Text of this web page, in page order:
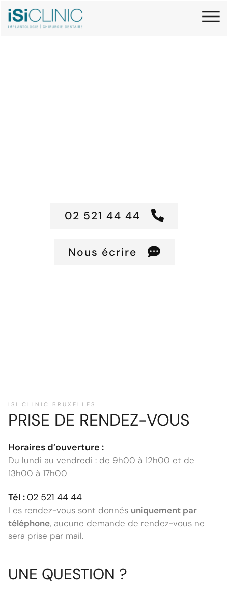
Nous écrire
02 521 44 44
ISI CLINIC BRUXELLES
PRISE DE RENDEZ-VOUS
Horaires d’ouverture :
Du lundi au vendredi : de 9h00 à 12h00 et de
13h00 à 17h00
Tél :02 521 44 44
Les rendez-vous sont donnés uniquement par
téléphone, aucune demande de rendez-vous ne
sera prise par mail.
UNE QUESTION ?